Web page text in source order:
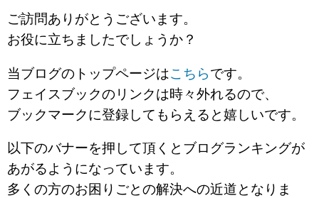
ご訪問ありがとうございます。
お役に立ちましたでしょうか？
当ブログのトップページはこちらです。
フェイスブックのリンクは時々外れるので、
ブックマークに登録してもらえると嬉しいです。
以下のバナーを押して頂くとブログランキングが
あがるようになっています。
多くの方のお困りごとの解決への近道となりま